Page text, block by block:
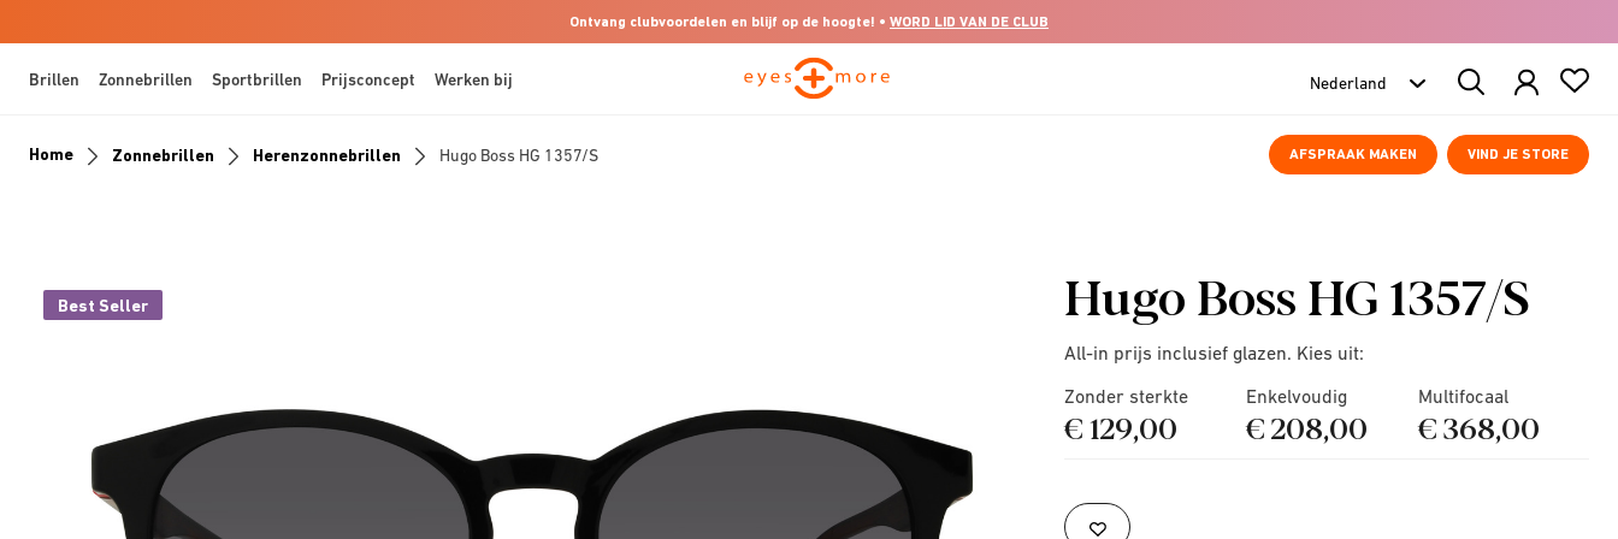
Ontvang clubvoordelen en blijf op de hoogte! • WORD LID VAN DE CLUB
Brillen Zonnebrillen Sportbrillen Prijsconcept Werken bij
Search
Products
AFSPRAAK MAKEN VIND JE STORE
Home Zonnebrillen Herenzonnebrillen Hugo Boss HG 1357/S
Best Seller Hugo Boss HG 1357/S
All-in prijs inclusief glazen. Kies uit:
Zonder sterkte
€ 129,00
Enkelvoudig
€ 208,00
Multifocaal
€ 368,00